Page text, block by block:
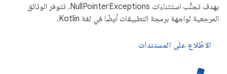
بهدف تجنُّب استثناءات NullPointerExceptions. تتوفر الوثائق
المرجعية لواجهة برمجة التطبيقات أيضًا في لغة Kotlin.
الاطّلاع على المستندات